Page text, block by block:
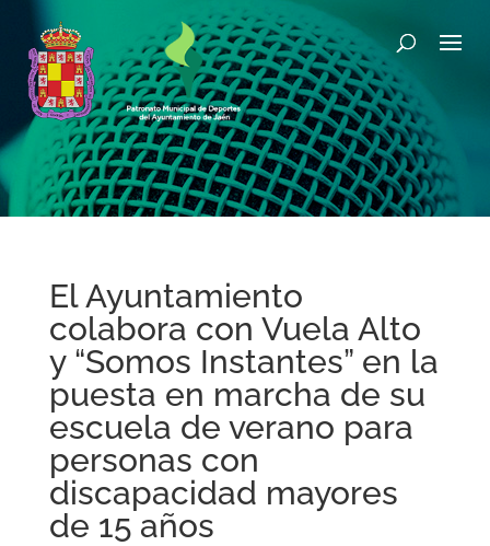
El Ayuntamiento
colabora con Vuela Alto
y “Somos Instantes” en la
puesta en marcha de su
escuela de verano para
personas con
discapacidad mayores
de 15 años